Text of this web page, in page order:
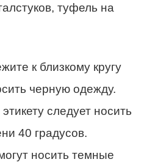
туфель на
к близкому кругу
черную одежду.
следует носить
40 градусов.
носить темные